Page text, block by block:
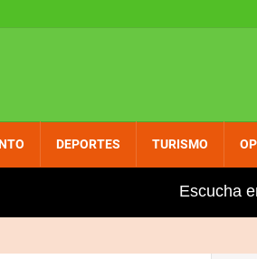
DEPORTES TURISMO
aumenta entre dos y tres
Escucha